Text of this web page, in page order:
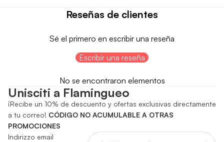
Reseñas de clientes
Sé el primero en escribir una reseña
Escribir una reseña
No se encontraron elementos
Unisciti a Flamingueo
¡Recibe un 10% de descuento y ofertas exclusivas directamente
a tu correo! CÓDIGO NO ACUMULABLE A OTRAS
PROMOCIONES
Indirizzo email